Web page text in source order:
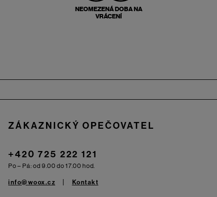
NEOMEZENÁ DOBA NA
VRÁCENÍ
ZÁKAZNICKÝ OPEČOVATEL
+420 725 222 121
Po – Pá: od 9.00 do 17.00 hod.
info@woox.cz Kontakt